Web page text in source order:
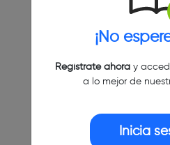
¡No
Regístrate ahoray
a lo mejor de
Inicia